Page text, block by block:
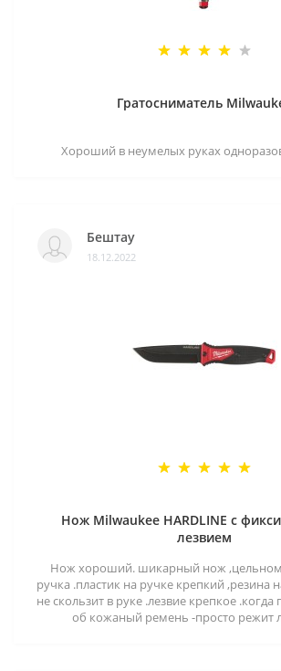
Гратосниматель
Хороший в неумелых руках
Бештау
18.12.2022
Нож Milwaukee HARDLINE с
лезвием
Нож хороший. шикарный нож
ручка .пластик на ручке крепкий ,резина
не скользит в руке .лезвие крепкое
об кожаный ремень -просто режит